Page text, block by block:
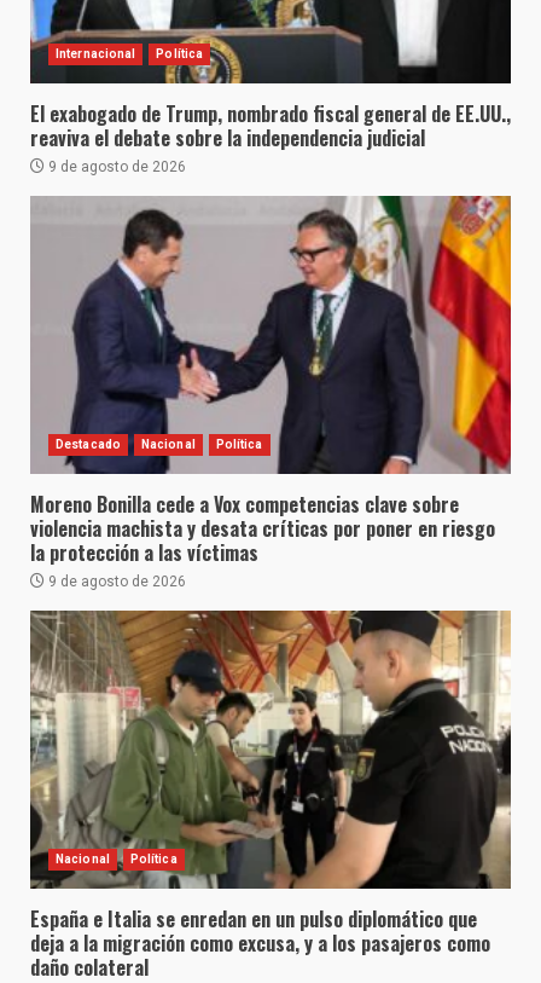
Internacional Política
El exabogado de Trump, nombrado fiscal general de EE.UU.,
reaviva el debate sobre la independencia judicial
9 de agosto de 2026
Destacado Nacional Política
Moreno Bonilla cede a Vox competencias clave sobre
violencia machista y desata críticas por poner en riesgo
la protección a las víctimas
9 de agosto de 2026
Nacional Política
España e Italia se enredan en un pulso diplomático que
deja a la migración como excusa, y a los pasajeros como
daño colateral